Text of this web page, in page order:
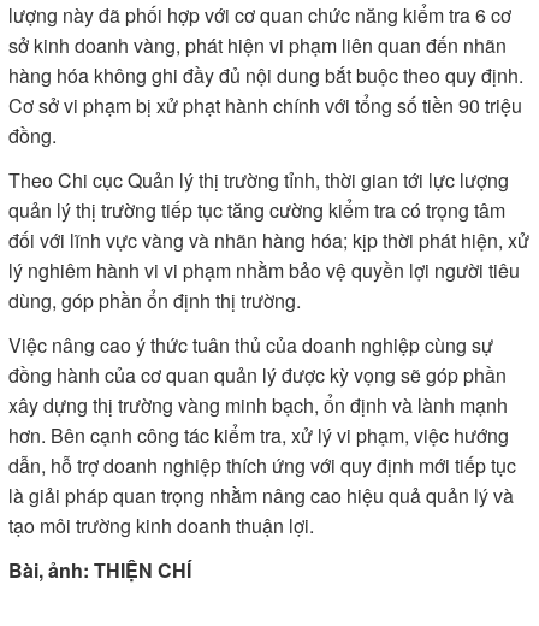
lượng này đã phối hợp với cơ quan chức năng kiểm tra 6 cơ
sở kinh doanh vàng, phát hiện vi phạm liên quan đến nhãn
hàng hóa không ghi đầy đủ nội dung bắt buộc theo quy định.
Cơ sở vi phạm bị xử phạt hành chính với tổng số tiền 90 triệu
đồng.
Theo Chi cục Quản lý thị trường tỉnh, thời gian tới lực lượng
quản lý thị trường tiếp tục tăng cường kiểm tra có trọng tâm
đối với lĩnh vực vàng và nhãn hàng hóa; kịp thời phát hiện, xử
lý nghiêm hành vi vi phạm nhằm bảo vệ quyền lợi người tiêu
dùng, góp phần ổn định thị trường.
Việc nâng cao ý thức tuân thủ của doanh nghiệp cùng sự
đồng hành của cơ quan quản lý được kỳ vọng sẽ góp phần
xây dựng thị trường vàng minh bạch, ổn định và lành mạnh
hơn. Bên cạnh công tác kiểm tra, xử lý vi phạm, việc hướng
dẫn, hỗ trợ doanh nghiệp thích ứng với quy định mới tiếp tục
là giải pháp quan trọng nhằm nâng cao hiệu quả quản lý và
tạo môi trường kinh doanh thuận lợi.
Bài, ảnh: THIỆN CHÍ